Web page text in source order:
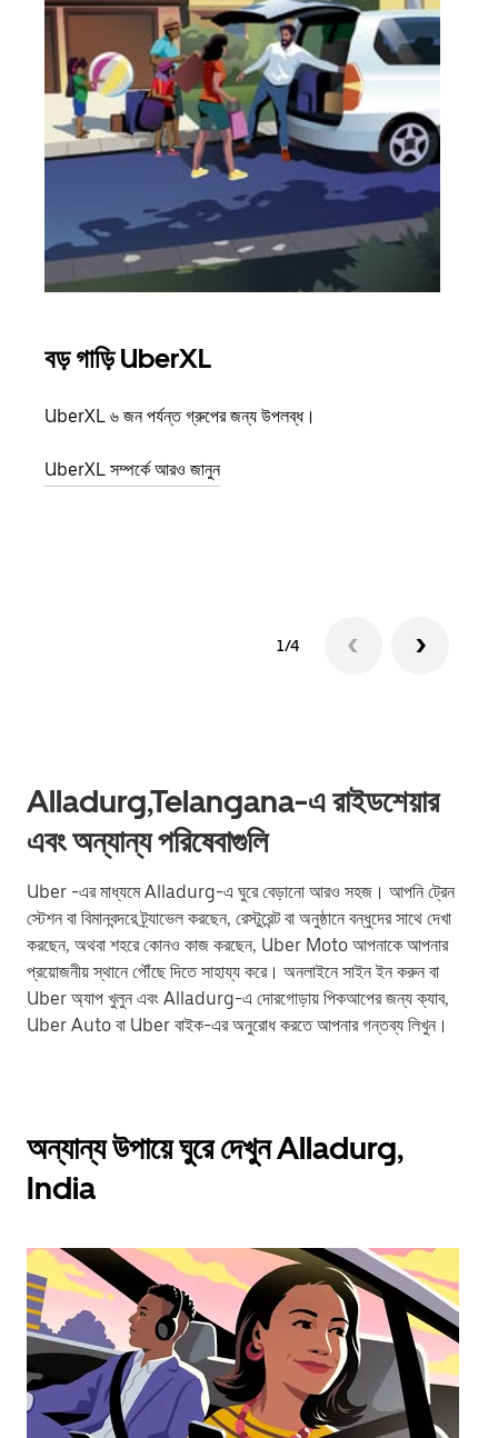
বড় গাড়ি UberXL
UberXL ৬ জন পর্যন্ত গ্রুপের জন্য উপলব্ধ।
UberXL সম্পর্কে আরও জানুন
1/4
Alladurg,Telangana-এ রাইডশেয়ার
এবং অন্যান্য পরিষেবাগুলি
Uber -এর মাধ্যমে Alladurg-এ ঘুরে বেড়ানো আরও সহজ। আপনি ট্রেন
স্টেশন বা বিমানবন্দরে ট্র্যাভেল করছেন, রেস্টুরেন্ট বা অনুষ্ঠানে বন্ধুদের সাথে দেখা
করছেন, অথবা শহরে কোনও কাজ করছেন, Uber Moto আপনাকে আপনার
প্রয়োজনীয় স্থানে পৌঁছে দিতে সাহায্য করে। অনলাইনে সাইন ইন করুন বা
Uber অ্যাপ খুলুন এবং Alladurg-এ দোরগোড়ায় পিকআপের জন্য ক্যাব,
Uber Auto বা Uber বাইক-এর অনুরোধ করতে আপনার গন্তব্য লিখুন।
অন্যান্য উপায়ে ঘুরে দেখুন Alladurg,
India